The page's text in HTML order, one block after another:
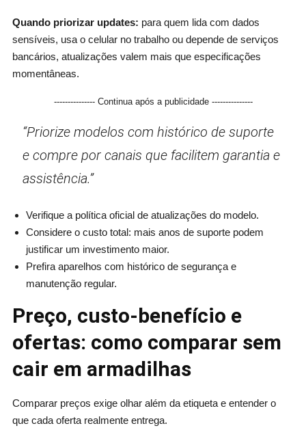
Quando priorizar updates: para quem lida com dados
sensíveis, usa o celular no trabalho ou depende de serviços
bancários, atualizações valem mais que especificações
momentâneas.
--------------- Continua após a publicidade ---------------
“Priorize modelos com histórico de suporte
e compre por canais que facilitem garantia e
assistência.”
Verifique a política oficial de atualizações do modelo.
Considere o custo total: mais anos de suporte podem
justificar um investimento maior.
Prefira aparelhos com histórico de segurança e
manutenção regular.
Preço, custo-benefício e
ofertas: como comparar sem
cair em armadilhas
Comparar preços exige olhar além da etiqueta e entender o
que cada oferta realmente entrega.